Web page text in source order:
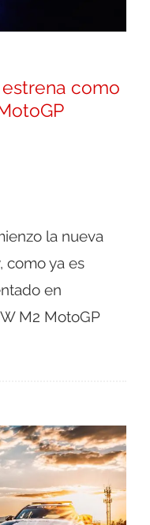
estrena como
la nueva
como ya es
en
M2 MotoGP